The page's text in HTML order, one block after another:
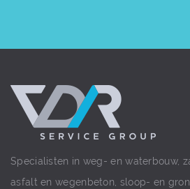
Specialisten in weg- en waterbouw,
asfalt en wegenbeton, sloop- en